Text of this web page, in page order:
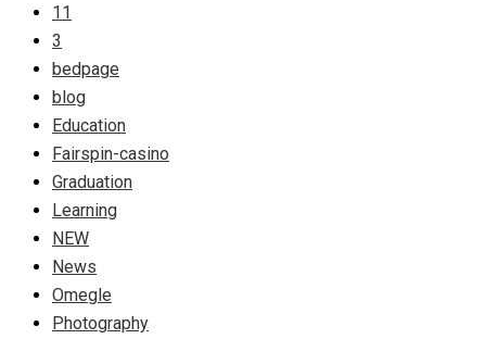
11
3
bedpage
blog
Education
Fairspin-casino
Graduation
Learning
NEW
News
Omegle
Photography